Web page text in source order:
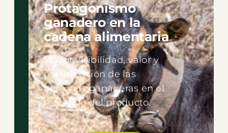
Protagonismo
ganadero en la
cadena alimentaria
Mayor visibilidad, valor y
participación de las
personas ganaderas en el
recorrido del producto.